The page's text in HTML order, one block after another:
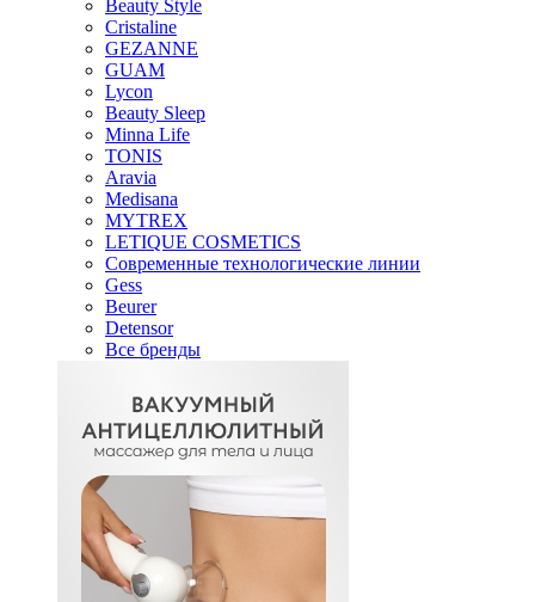
Beauty Style
Cristaline
GEZANNE
GUAM
Lycon
Beauty Sleep
Minna Life
TONIS
Aravia
Medisana
MYTREX
LETIQUE COSMETICS
Современные технологические линии
Gess
Beurer
Detensor
Все бренды